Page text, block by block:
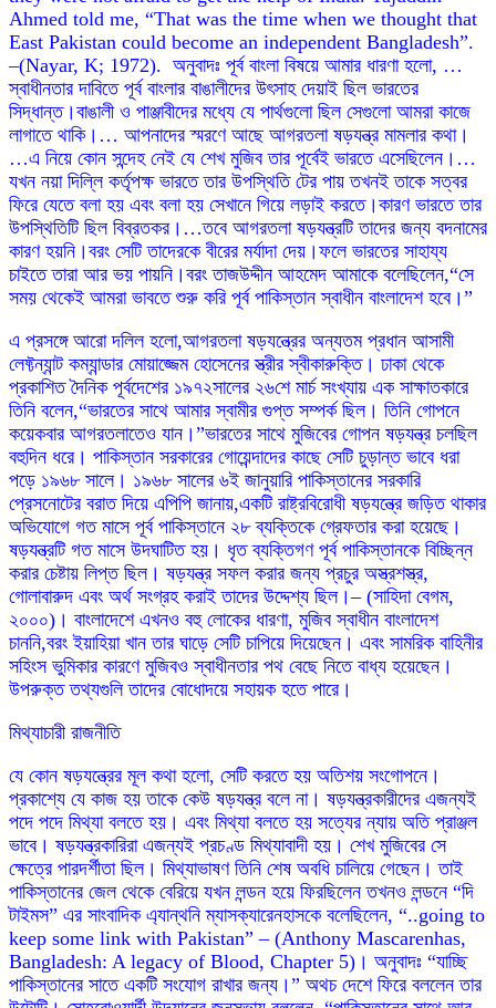
Ahmed told me, “That was the time when we thought that
East Pakistan could become an independent Bangladesh”.
–(Nayar, K; 1972). অনুবাদঃ পূর্ব বাংলা বিষয়ে আমার ধারণা হলো, …
স্বাধীনতার দাবিতে পূর্ব বাংলার বাঙালীদের উৎসাহ দেয়াই ছিল ভারতের
সিদ্ধান্ত।বাঙালী ও পাঞ্জাবীদের মধ্যে যে পার্থগুলো ছিল সেগুলো আমরা কাজে
লাগাতে থাকি।… আপনাদের স্মরণে আছে আগরতলা ষড়যন্ত্র মামলার কথা।
…এ নিয়ে কোন সন্দেহ নেই যে শেখ মুজিব তার পূর্বেই ভারতে এসেছিলেন।…
যখন নয়া দিল্লি কর্তৃপক্ষ ভারতে তার উপস্থিতি টের পায় তখনই তাকে সত্বর
ফিরে যেতে বলা হয় এবং বলা হয় সেখানে গিয়ে লড়াই করতে।কারণ ভারতে তার
উপস্থিতিটি ছিল বিব্রতকর।…তবে আগরতলা ষড়যন্ত্রটি তাদের জন্য বদনামের
কারণ হয়নি।বরং সেটি তাদেরকে বীরের মর্যাদা দেয়।ফলে ভারতের সাহায্য
চাইতে তারা আর ভয় পায়নি।বরং তাজউদ্দীন আহমেদ আমাকে বলেছিলেন,“সে
সময় থেকেই আমরা ভাবতে শুরু করি পূর্ব পাকিস্তান স্বাধীন বাংলাদেশ হবে।”
এ প্রসঙ্গে আরো দলিল হলো,আগরতলা ষড়যন্ত্রের অন্যতম প্রধান আসামী
লেফ্টন্যান্ট কম্যান্ডার মোয়াজ্জেম হোসেনের স্ত্রীর স্বীকারুক্তি। ঢাকা থেকে
প্রকাশিত দৈনিক পূর্বদেশের ১৯৭২সালের ২৬শে মার্চ সংখ্যায় এক সাক্ষাতকারে
তিনি বলেন,“ভারতের সাথে আমার স্বামীর গুপ্ত সম্পর্ক ছিল। তিনি গোপনে
কয়েকবার আগরতলাতেও যান।”ভারতের সাথে মুজিবের গোপন ষড়যন্ত্র চলছিল
বহুদিন ধরে। পাকিস্তান সরকারের গোয়েন্দাদের কাছে সেটি চুড়ান্ত ভাবে ধরা
পড়ে ১৯৬৮ সালে। ১৯৬৮ সালের ৬ই জানুয়ারি পাকিস্তানের সরকারি
প্রেসনোটের বরাত দিয়ে এপিপি জানায়,একটি রাষ্ট্রবিরোধী ষড়যন্ত্রে জড়িত থাকার
অভিযোগে গত মাসে পূর্ব পাকিস্তানে ২৮ ব্যক্তিকে গ্রেফতার করা হয়েছে।
ষড়যন্ত্রটি গত মাসে উদঘাটিত হয়। ধৃত ব্যক্তিগণ পূর্ব পাকিস্তানকে বিচ্ছিন্ন
করার চেষ্টায় লিপ্ত ছিল। ষড়যন্ত্র সফল করার জন্য প্রচুর অস্ত্রশস্ত্র,
গোলাবারুদ এবং অর্থ সংগ্রহ করাই তাদের উদ্দেশ্য ছিল।– (সাহিদা বেগম,
২০০০)। বাংলাদেশে এখনও বহু লোকের ধারণা, মুজিব স্বাধীন বাংলাদেশ
চাননি,বরং ইয়াহিয়া খান তার ঘাড়ে সেটি চাপিয়ে দিয়েছেন। এবং সামরিক বাহিনীর
সহিংস ভুমিকার কারণে মুজিবও স্বাধীনতার পথ বেছে নিতে বাধ্য হয়েছেন।
উপরুক্ত তথ্যগুলি তাদের বোধোদয়ে সহায়ক হতে পারে।
মিথ্যাচারী রাজনীতি
যে কোন ষড়যন্ত্রের মূল কথা হলো, সেটি করতে হয় অতিশয় সংগোপনে।
প্রকাশ্যে যে কাজ হয় তাকে কেউ ষড়যন্ত্র বলে না। ষড়যন্ত্রকারীদের এজন্যই
পদে পদে মিথ্যা বলতে হয়। এবং মিথ্যা বলতে হয় সত্যের ন্যায় অতি প্রাঞ্জল
ভাবে। ষড়যন্ত্রকারিরা এজন্যই প্রচণ্ড মিথ্যাবাদী হয়। শেখ মুজিবের সে
ক্ষেত্রে পারদর্শীতা ছিল। মিথ্যাভাষণ তিনি শেষ অবধি চালিয়ে গেছেন। তাই
পাকিস্তানের জেল থেকে বেরিয়ে যখন লন্ডন হয়ে ফিরছিলেন তখনও লন্ডনে “দি
টাইমস” এর সাংবাদিক এ্যান্থনি ম্যাসক্যারেনহাসকে বলেছিলেন, “..going to
keep some link with Pakistan” – (Anthony Mascarenhas,
Bangladesh: A legacy of Blood, Chapter 5)। অনুবাদঃ “যাচ্ছি
পাকিস্তানের সাতে একটি সংযোগ রাখার জন্য।” অথচ দেশে ফিরে বললেন তার